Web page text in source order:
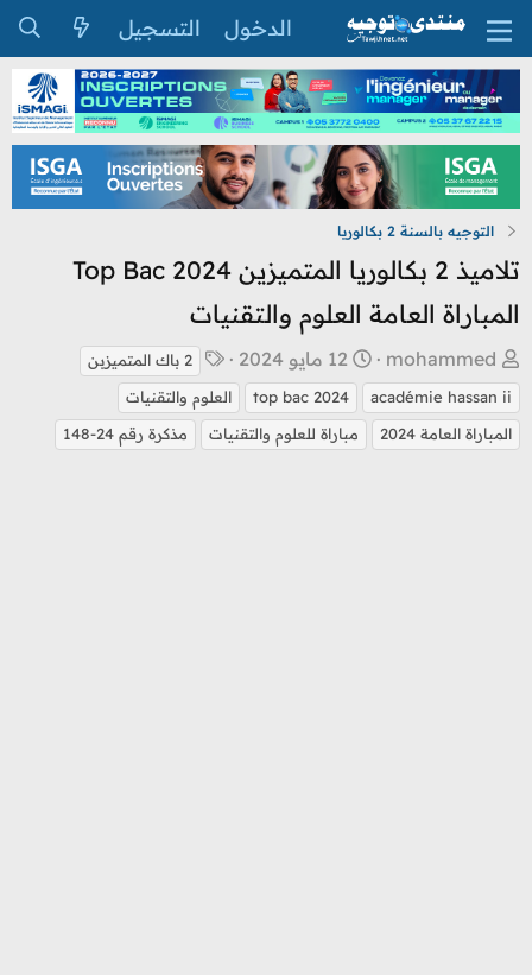
الدخول التسجيل
التوجيه بالسنة 2 بكالوريا
تلاميذ 2 بكالوريا المتميزين Top Bac 2024
المباراة العامة العلوم والتقنيات
ب
ا
د
ئ
mohammed
ت
ا
ر
ي
12 مايو 2024
ل
و
س
2 باك المتميزبن
académie hassan ii
top bac 2024
العلوم والتقنيات
المباراة العامة 2024
مباراة للعلوم والتقنيات مذكرة رقم 24-148